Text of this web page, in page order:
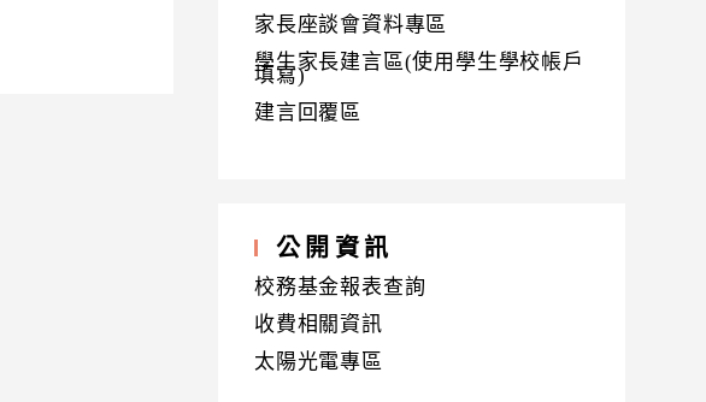
家長座談會資料專區
學生家長建言區(使用學生學校帳戶
填寫)
建言回覆區
公開資訊
校務基金報表查詢
收費相關資訊
太陽光電專區